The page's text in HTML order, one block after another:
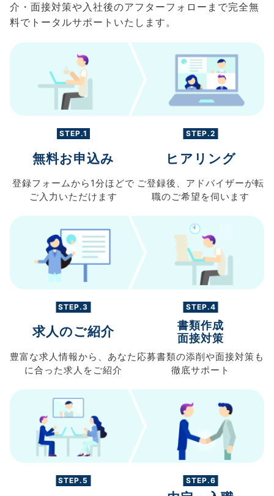
介・面接対策や入社後のアフターフォローまで完全無
料でトータルサポートいたします。
STEP.1
無料お申込み
登録フォームから 1分ほどで
ご入力 いただけます
STEP.2
ヒアリング
ご登録後、 アドバイザーが転
職のご希望を伺います
STEP.3
求人のご紹介
豊富な求人情報から、 あなた
に合った求人を ご紹介
STEP.4
書類作成
面接対策
応募書類の添削や面接対策も
徹底サポート
STEP.5 STEP.6